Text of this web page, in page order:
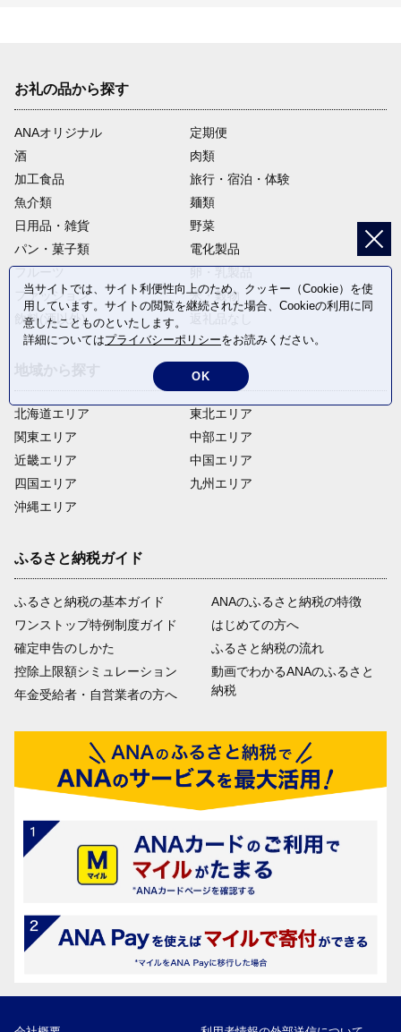
お礼の品から探す
ANAオリジナル
定期便
酒
肉類
加工食品
旅行・宿泊・体験
魚介類
麺類
日用品・雑貨
野菜
パン・菓子類
電化製品
ファッション
米・穀物
飲料(酒以外)
北海道エリア
関東エリア
近畿エリア
四国エリア
沖縄エリア
東北エリア
中部エリア
中国エリア
九州エリア
ふるさと納税ガイド
ふるさと納税の基本ガイド
ワンストップ特例制度ガイド
確定申告のしかた
控除上限額シミュレーション
年金受給者・自営業者の方へ
ANAのふるさと納税の特徴
はじめての方へ
ふるさと納税の流れ
動画でわかるANAのふるさと
納税
当サイトでは、サイト利便性向上のため、クッキー（Cookie）を使
用しています。サイトの閲覧を継続された場合、Cookieの利用に同
意したことものといたします。
詳細についてはプライバシーポリシーをお読みください。
OK